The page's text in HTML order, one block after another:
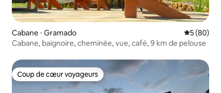
Cabane ⋅ Gramado
5 (80)
Cabane, baignoire, cheminée, vue, café, 9 km de pelouse
Coup de cœur voyageurs
Coup de cœur voyageurs